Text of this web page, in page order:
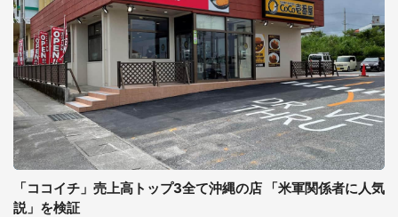
「ココイチ」売上高トップ3全て沖縄の店 「米軍関係者に人気
説」を検証